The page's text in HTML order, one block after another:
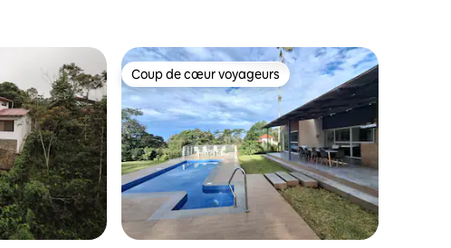
Coup de cœur voyageurs
Coup de cœur voyageurs